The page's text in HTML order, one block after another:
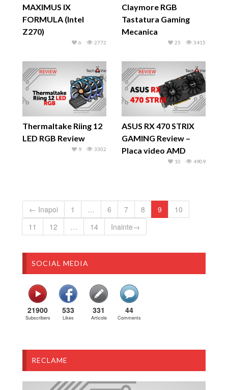
MAXIMUS IX
FORMULA (Intel
Z270)
2772
6
Claymore RGB
Tastatura Gaming
Mecanica
3415
25
Thermaltake Riing 12
LED RGB Review
3302
9
ASUS RX 470 STRIX
GAMING Review –
Placa video AMD
4909
10
← Inapoi 1 … 6 7 8 9
10
11
12 … 14 Inainte→
SOCIAL MEDIA
21900
Subscribers
533
Likes
331
Articole
44
Comments
RECLAME